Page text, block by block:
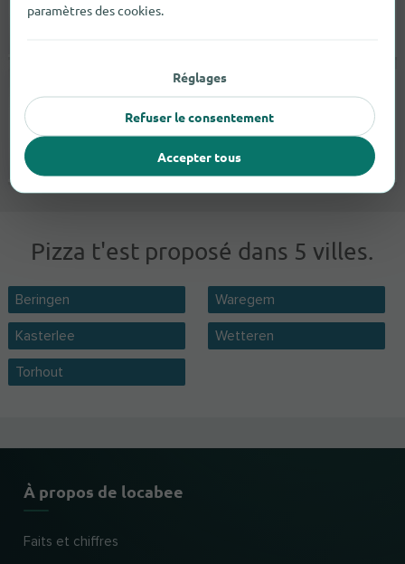
8790
Domino's Pizza Wetteren
Stationsplein 8
9230 Wetteren
ouvert jusqu'au 14:00 |Restaurants
Pizza t'est proposé dans 5 villes.
Beringen
Kasterlee
Torhout
Waregem
Wetteren
À propos de locabee
Faits et chiffres
paramètres des cookies.
Réglages
Refuser le consentement
Accepter tous